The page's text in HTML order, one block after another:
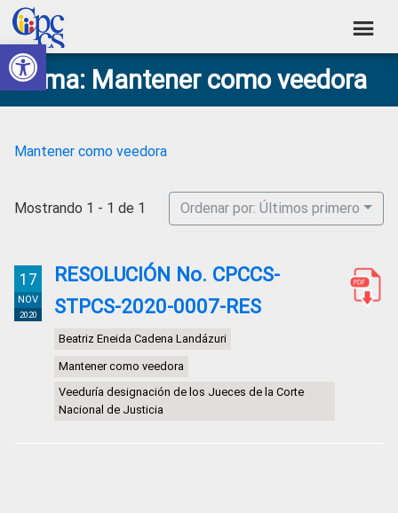
Abrir barra de herramientas
Skip
to
primary
navigation
Skip
to
main
content
Skip
to
primary
sidebar
Skip
to
footer
Consejo
de
Ciudadana
Control
Construyendo
Poder
Ciudadano
Tema: Mantener como veedora
Mantener como veedora
Mostrando 1 - 1 de 1 Ordenar por: Últimos primero
17
NOV
2020
RESOLUCIÓN No. CPCCS-
STPCS-2020-0007-RES
Beatriz Eneida Cadena Landázuri
Mantener como veedora
Veeduría designación de los Jueces de la Corte
Nacional de Justicia